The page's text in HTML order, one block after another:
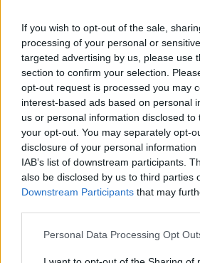
If you wish to opt-out of the sale,
processing of your personal or
targeted advertising by us, please use
section to confirm your selection.
opt-out request is processed you may
interest-based ads based on personal
us or personal information disclosed
your opt-out. You may separately opt-
disclosure of your personal
IAB’s list of downstream participants.
also be disclosed by us to third parties
Downstream Participants that may
Personal Data Processing Opt
Addio Sandra: la moglie
torna dal suo Raimondo
26/09/2010
Tutte favole
08/08/2010
al lavoro
11/07/2010